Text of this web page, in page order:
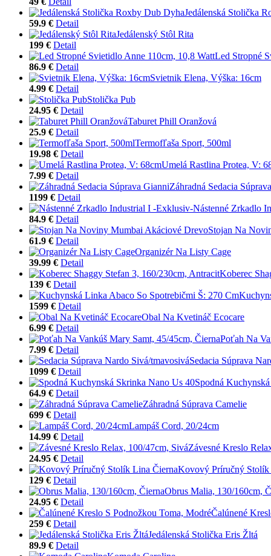
Jedálenská Stolička
59.9 € Detail
Jedálenský Stôl Rita
199 € Detail
Led Stropné
86.9 € Detail
Svietnik Elena, Výška: 16cm
4.99 € Detail
Stolička Pub
24.95 € Detail
Taburet Phill Oranžová
25.9 € Detail
Termofľaša Sport, 500ml
19.98 € Detail
Umelá Rastlina Protea, V:
7.99 € Detail
Záhradná Sedacia
1199 € Detail
Nástenné Zrkadlo
84.9 € Detail
Stojan Na
61.9 € Detail
Organizér Na Listy Cage
39.99 € Detail
Koberec
139 € Detail
1599 € Detail
Obal Na Kvetináč Ecocare
6.99 € Detail
Poťah Na
7.99 € Detail
Sedacia Súprava
1099 € Detail
Spodná
64.9 € Detail
Záhradná Súprava Camelie
699 € Detail
Lampáš Cord, 20/24cm
14.99 € Detail
Závesné Kreslo
24.95 € Detail
Kovový Príručný Stolík
129 € Detail
Obrus Malia, 130/160cm,
24.95 € Detail
Čalúnené
259 € Detail
Jedálenská Stolička Eris Žltá
89.9 € Detail